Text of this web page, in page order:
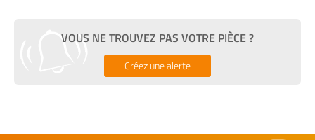
VOUS NE TROUVEZ PAS VOTRE PIÈCE ?
Créez une alerte